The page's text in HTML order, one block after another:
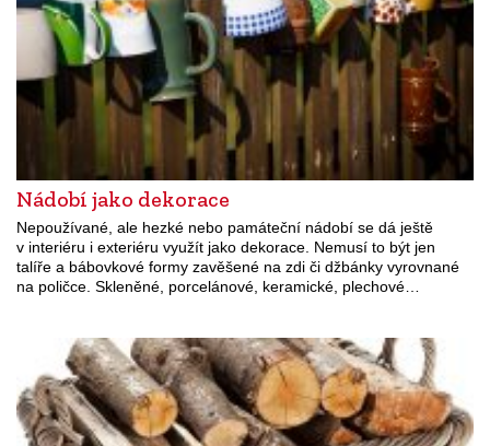
Nádobí jako dekorace
Nepoužívané, ale hezké nebo památeční nádobí se dá ještě
v interiéru i exteriéru využít jako dekorace. Nemusí to být jen
talíře a bábovkové formy zavěšené na zdi či džbánky vyrovnané
na poličce. Skleněné, porcelánové, keramické, plechové…